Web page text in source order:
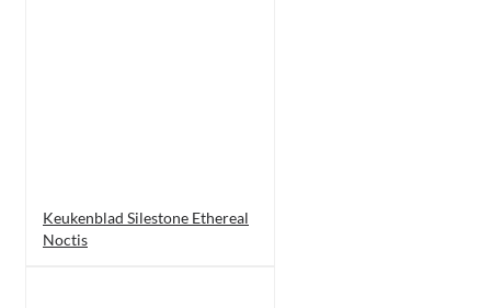
Keukenblad Silestone Ethereal
Noctis